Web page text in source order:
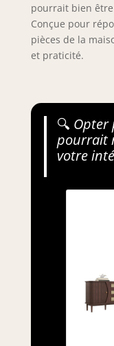
pourrait bien
Conçue pour
pièces de la
et praticité.
🔍 Opter
pourrait
votre